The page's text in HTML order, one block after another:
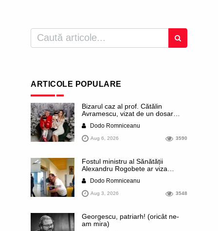
ARTICOLE POPULARE
Bizarul caz al prof. Cătălin
Avramescu, vizat de un dosar
infantilă”. Miroase a execuție
stalinistă. Cea mai imundă parte a
presei publică inclusiv documente
dezvăluite date ultra-personale
ale profesorului, inclusiv
diagnostice și tratamente
Dodo Romniceanu
Aug 6, 2026 3590
Fostul ministru al Sănătății
Alexandru Rogobete ar viza
al orașului Timișoara. Pesedistul
publică imagini demne de Coreea
de Nord cu femei din Timișoara
Dodo Romniceanu
Aug 3, 2026 3548
Georgescu, patriarh! (oricât ne-
am mira)